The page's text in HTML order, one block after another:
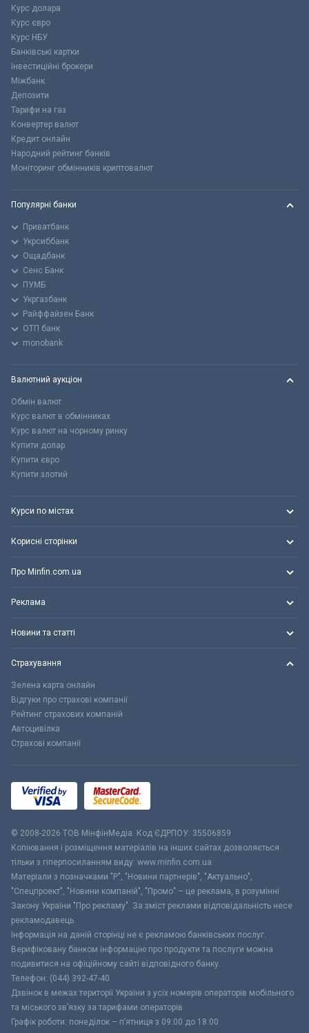
Курс долара
Курс євро
Курс НБУ
Банківські картки
Інвестиційні брокери
Міжбанк
Депозити
Тарифи на газ
Конвертер валют
Кредит онлайн
Народний рейтинг банків
Моніторинг обмінників криптовалют
Популярні банки
Приватбанк
Укрсиббанк
Ощадбанк
Сенс Банк
ПУМБ
Укргазбанк
Райффайзен Банк
ОТП банк
monobank
Валютний аукціон
Обмін валют
Курс валют в обмінниках
Курс валют на чорному ринку
Купити долар
Купити євро
Купити злотий
Курси по містах
Корисні сторінки
Про Minfin.com.ua
Реклама
Новини та статті
Страхування
Зелена карта онлайн
Відгуки про страхові компанії
Рейтинг страхових компаній
Автоцивілка
Страхові компанії
© 2008-2026 ТОВ МiнфiнМедiа. Код ЄДРПОУ: 35506859
Копіювання і розміщення матеріалів на інших сайтах дозволяється
тільки з гіперпосиланням виду: www.minfin.com.ua
Матеріали з позначками "Р", "Новини партнерів", "Актуально",
"Спецпроект", "Новини компаній", "Промо" – це реклама, в розумінні
Закону України "Про рекламу". За зміст реклами відповідальність несе
рекламодавець.
Інформація на даній сторінці не є рекламою банківських послуг.
Верифіковану банком інформацію про продукти та послуги можна
подивитися на офіційному сайті відповідного банку.
Телефон: (044) 392-47-40
Дзвінок в межах території України з усіх номерів операторів мобільного
та міського зв’язку за тарифами операторів
Графік роботи: понеділок – п’ятниця з 09:00 до 18:00